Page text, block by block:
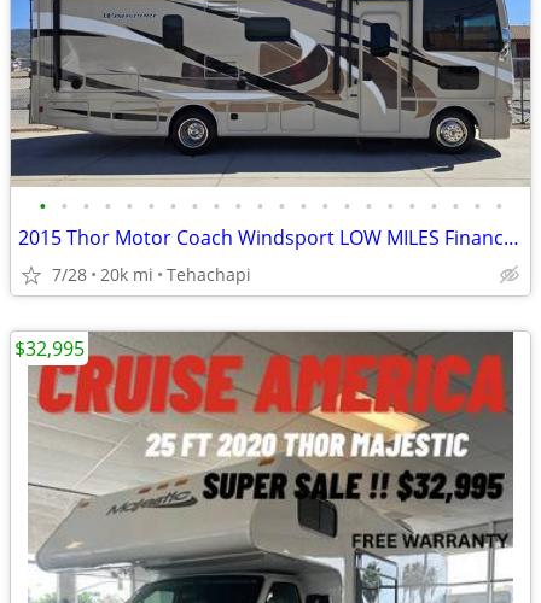
• • • • • • • • • • • • • • • • • • • • • •
2015 Thor Motor Coach Windsport LOW MILES Financing Available!
7/28 20k mi Tehachapi
$32,995